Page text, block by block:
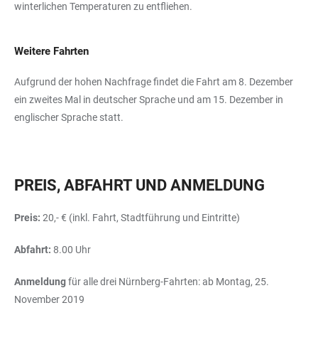
winterlichen Temperaturen zu entfliehen.
Weitere Fahrten
Aufgrund der hohen Nachfrage findet die Fahrt am 8. Dezember
ein zweites Mal in deutscher Sprache und am 15. Dezember in
englischer Sprache statt.
PREIS, ABFAHRT UND ANMELDUNG
Preis: 20,- € (inkl. Fahrt, Stadtführung und Eintritte)
Abfahrt: 8.00 Uhr
Anmeldungfür alle drei Nürnberg-Fahrten: ab Montag, 25.
November 2019